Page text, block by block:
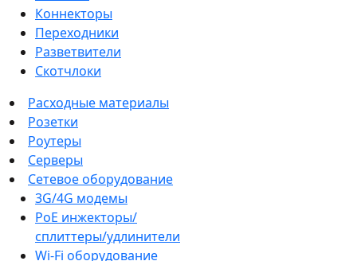
Коннекторы
Переходники
Разветвители
Скотчлоки
Расходные материалы
Розетки
Роутеры
Серверы
Сетевое оборудование
3G/4G модемы
PoE инжекторы/
сплиттеры/удлинители
Wi-Fi оборудование